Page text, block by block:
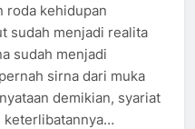
roda kehidupan
sudah menjadi realita
sudah menjadi
sirna dari muka
demikian, syariat
keterlibatannya…